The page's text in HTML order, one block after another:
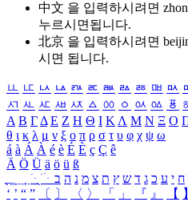
中文 을 입력하시려면
누르시면됩니다.
北京 을 입력하시려면
시면 됩니다.
ㅥ ㅦ ㅧ ㅨ ㅩ ㅪ ㅫ ㅬ ㅭ ㅮ ㅯ
ㅺ ㅻ ㅼ ㅽ ㅾ ㅿ ㆀ ㆁ ㆂ ㆃ ㆄ
Α Β ΓΔ Ε Ζ Η Θ Ι ΚΛ Μ Ν Ξ Ο
θ ι κ λ μ ν ξ ο π ρ σ τ υ φ χ ψ ω
á à Á À é è É È ç Ç ê
Ä Ö Ü ä ö ü ß
ִֶֹ ֻּ ׁׂ ח י ע כ ג ד ש ץ ת צ מ נ ה ב
‘ ’ “ ” 〔 〕 〈 〉 「 」 『 』 【 】